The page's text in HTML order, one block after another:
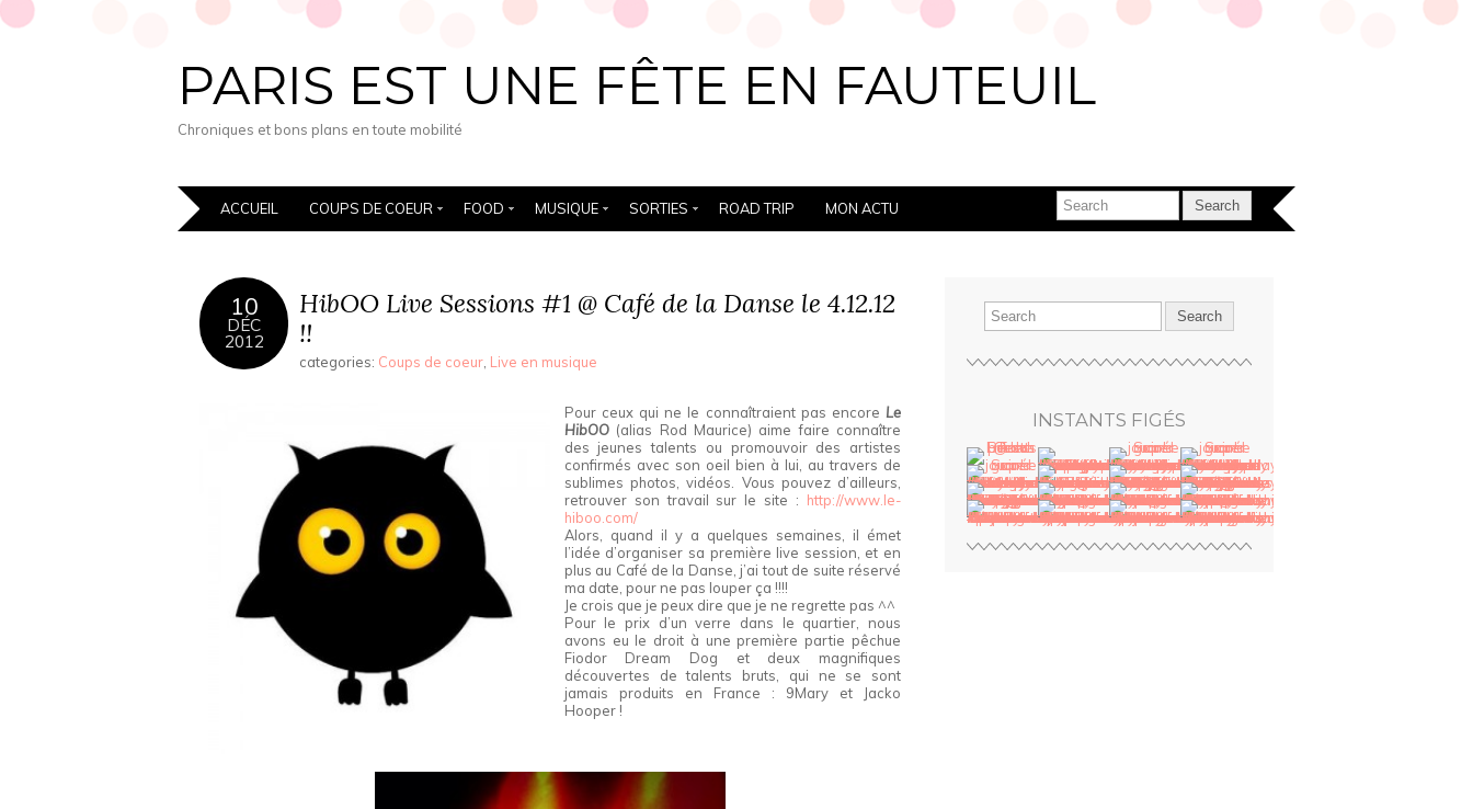
PARIS EST UNE FÊTE EN FAUTEUIL
Chroniques et bons plans en toute mobilité
ACCUEIL COUPS DE COEUR FOOD MUSIQUE SORTIES ROAD TRIP MON ACTU
10
DÉC
2012
HibOO Live Sessions #1 @ Café de la Danse le 4.12.12
!!
categories: Coups de coeur Live en musique
Pour ceux qui ne le connaîtraient pas encore Le
HibOO(alias Rod Maurice) aime faire connaître
des jeunes talents ou promouvoir des artistes
confirmés avec son oeil bien à lui, au travers de
sublimes photos, vidéos. Vous pouvez d’ailleurs,
retrouver son travail sur le site : http://www.le-
hiboo.com/
Alors, quand il y a quelques semaines, il émet
l’idée d’organiser sa première live session, et en
plus au Café de la Danse, j’ai tout de suite réservé
ma date, pour ne pas louper ça !!!!
Je crois que je peux dire que je ne regrette pas ^^
Pour le prix d’un verre dans le quartier, nous
avons eu le droit à une première partie pêchue
Fiodor Dream Dog et deux magnifiques
découvertes de talents bruts, qui ne se sont
jamais produits en France : 9Mary et Jacko
Hooper !
INSTANTS FIGÉS